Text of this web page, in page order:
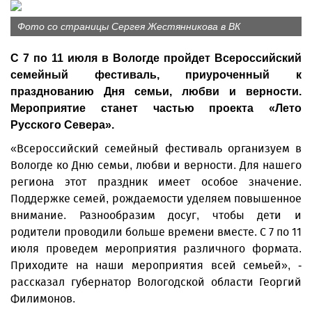
Фото со страницы Сергея Жестянникова в ВК
С 7 по 11 июля в Вологде пройдет Всероссийский
семейный фестиваль, приуроченный к
празднованию Дня семьи, любви и верности.
Мероприятие станет частью проекта «Лето
Русского Севера».
«Всероссийский семейный фестиваль организуем в
Вологде ко Дню семьи, любви и верности. Для нашего
региона этот праздник имеет особое значение.
Поддержке семей, рождаемости уделяем повышенное
внимание. Разнообразим досуг, чтобы дети и
родители проводили больше времени вместе. С 7 по 11
июля проведем мероприятия различного формата.
Приходите на наши мероприятия всей семьей», -
рассказал губернатор Вологодской области Георгий
Филимонов.